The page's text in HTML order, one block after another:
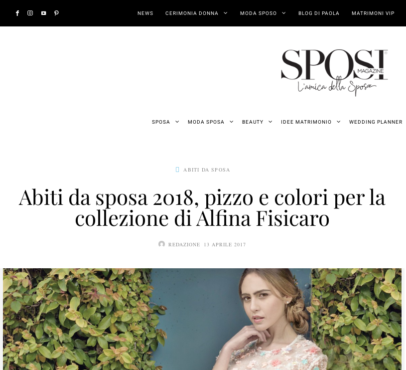
NEWS CERIMONIA DONNA MODA SPOSO BLOG DI PAOLA MATRIMONI VIP
SPOSA MODA SPOSA BEAUTY IDEE MATRIMONIO WEDDING PLANNER
ABITI DA SPOSA
Abiti da sposa 2018, pizzo e colori per la
collezione di Alfina Fisicaro
REDAZIONE 13 APRILE 2017